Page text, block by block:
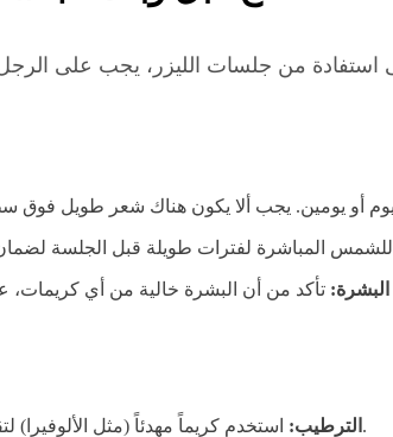
الترطيب: استخدم كريماً مهدئاً (مثل الألوفيرا) لتقليل أي احمرار بسيط.